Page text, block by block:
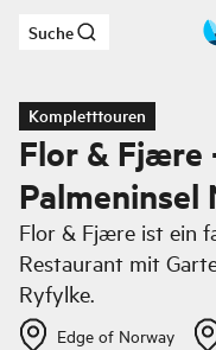
Zum Hauptinhalt
Suche
Kompletttouren
Flor & Fjære
Palmeninsel
Flor & Fjære ist ein
Restaurant mit
Ryfylke.
Edge of Norway